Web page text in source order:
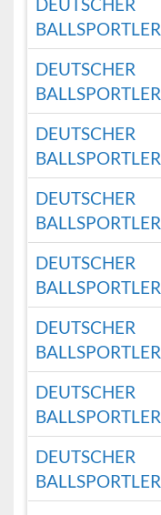
DEUTSCHER
BALLSPORTLER
DEUTSCHER
BALLSPORTLER
DEUTSCHER
BALLSPORTLER
DEUTSCHER
BALLSPORTLER
DEUTSCHER
BALLSPORTLER
DEUTSCHER
BALLSPORTLER
DEUTSCHER
BALLSPORTLER
DEUTSCHER
BALLSPORTLER